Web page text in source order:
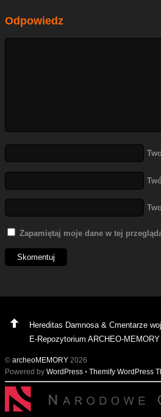
Odpowiedz
Zapamiętaj moje dane w tej
Hereditas Damnosa & Cmentarze
E-Repozytorium ARCHEO-MEMORY
© archeoMEMORY 2026
Powered by WordPress • Themify WordPress